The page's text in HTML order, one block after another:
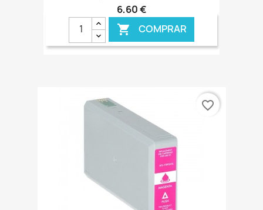
6,60 €
 COMPRAR
favorite_border